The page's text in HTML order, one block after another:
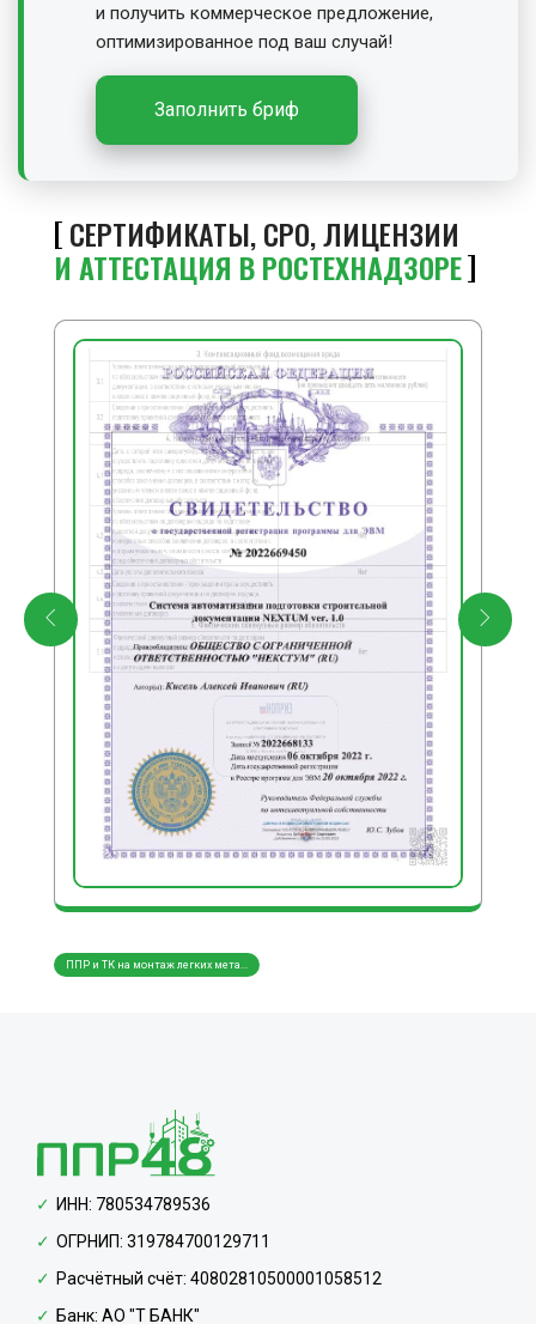
и получить коммерческое предложение,
оптимизированное под ваш случай!
Заполнить бриф
СЕРТИФИКАТЫ, СРО, ЛИЦЕНЗИИ
И АТТЕСТАЦИЯ В РОСТЕХНАДЗОРЕ
ППР и ТК на монтаж легких мета...
ППР и ТК на монтаж трубопровод...
ИНН: 780534789536
ОГРНИП: 319784700129711
Расчётный счёт: 40802810500001058512
Банк: АО "Т БАНК"